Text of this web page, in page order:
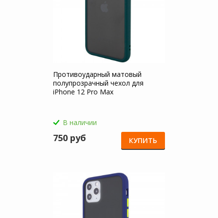
Противоударный матовый
полупрозрачный чехол для
iPhone 12 Pro Max
В наличии
750 руб КУПИТЬ